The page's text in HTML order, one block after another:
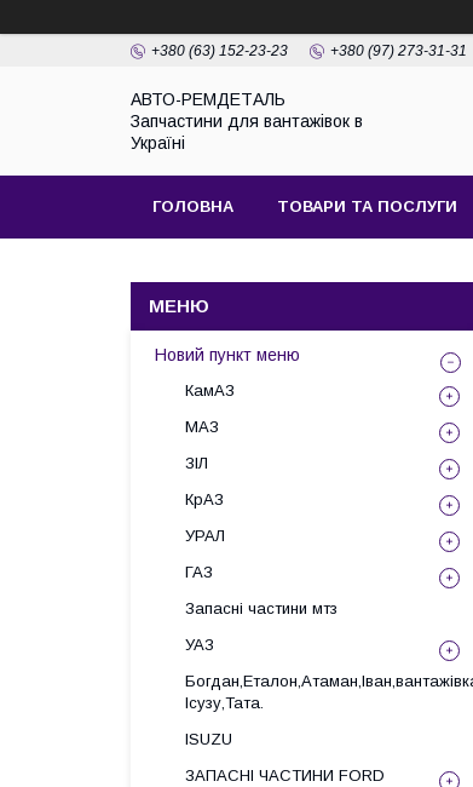
+380 (63) 152-23-23 +380 (97) 273-31-31
АВТО-РЕМДЕТАЛЬ
Запчастини для вантажівок в
Україні
ГОЛОВНА ТОВАРИ ТА ПОСЛУГИ
Новий пункт меню
КамАЗ
МАЗ
ЗІЛ
КрАЗ
УРАЛ
ГАЗ
Запасні частини мтз
УАЗ
Ісузу,Тата.
ISUZU
ЗАПАСНІ ЧАСТИНИ FORD